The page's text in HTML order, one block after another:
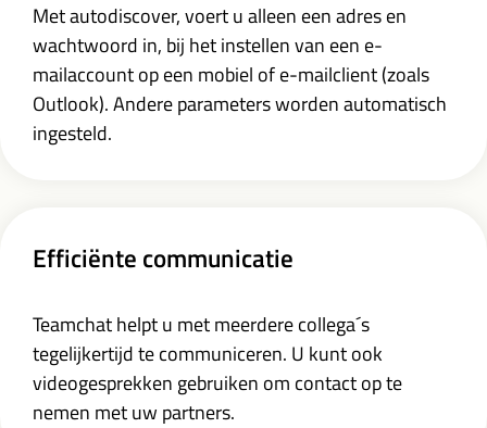
Met autodiscover, voert u alleen een adres en
wachtwoord in, bij het instellen van een e-
mailaccount op een mobiel of e-mailclient (zoals
Outlook). Andere parameters worden automatisch
ingesteld.
Efficiënte communicatie
Teamchat helpt u met meerdere collega´s
tegelijkertijd te communiceren. U kunt ook
videogesprekken gebruiken om contact op te
nemen met uw partners.